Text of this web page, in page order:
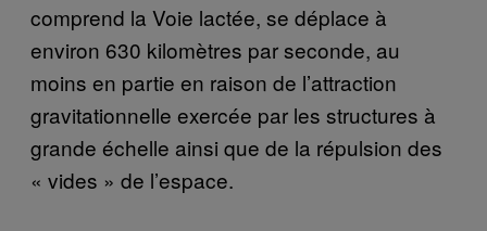
comprend la Voie lactée, se déplace à
environ 630 kilomètres par seconde, au
moins en partie en raison de l’attraction
gravitationnelle exercée par les structures à
grande échelle ainsi que de la répulsion des
« vides » de l’espace.